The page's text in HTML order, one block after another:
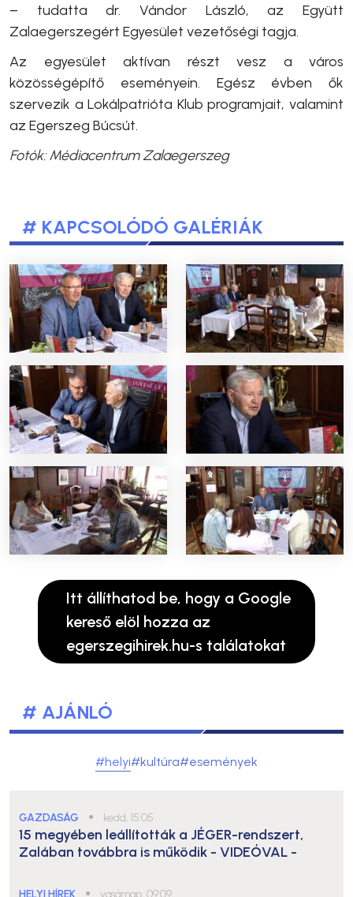
– tudattadr. Vándor László, az Együtt
Zalaegerszegért Egyesület vezetőségi tagja.
Az egyesület aktívan részt vesz a város
közösségépítő eseményein. Egész évben ők
szervezik a Lokálpatrióta Klub programjait, valamint
az Egerszeg Búcsút.
Fotók: Médiacentrum Zalaegerszeg
# KAPCSOLÓDÓ GALÉRIÁK
Itt állíthatod be, hogy a Google
kereső elöl hozza az
egerszegihirek.hu-s találatokat
# AJÁNLÓ
#helyi#kultúra#események
GAZDASÁG ● kedd, 15:05
15 megyében leállították a JÉGER-rendszert,
Zalában továbbra is működik - VIDEÓVAL -
●